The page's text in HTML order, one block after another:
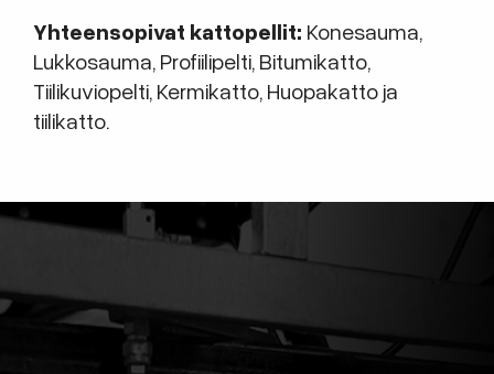
Yhteensopivat kattopellit: Konesauma,
Lukkosauma, Profiilipelti, Bitumikatto,
Tiilikuviopelti, Kermikatto, Huopakatto ja
tiilikatto.